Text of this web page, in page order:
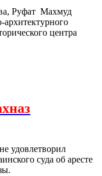
Руфат Махмуд
архитектурного
центра
удовлетворил
суда об аресте